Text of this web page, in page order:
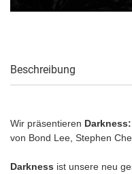
Beschreibung
Wir präsentieren
von Bond Lee, Stephen
Darkness ist unsere neu